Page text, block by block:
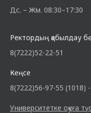
Дс. – Жм. 08:30–17:30
Ректордың қабылдау
8(7222)52-22-51
Кеңсе
8(7222)56-97-55 (1018)
Университетке оқуға